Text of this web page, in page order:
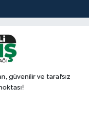
güvenilir ve tarafsız